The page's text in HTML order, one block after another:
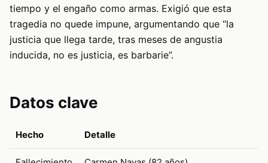
tiempo y el engaño como armas. Exigió que esta
tragedia no quede impune, argumentando que “la
justicia que llega tarde, tras meses de angustia
inducida, no es justicia, es barbarie”.
Datos clave
Hecho Detalle